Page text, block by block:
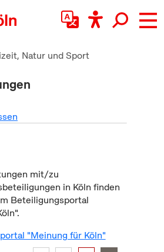
Natur und Sport
mit/zu
in Köln finden
Beteiligungsportal
"Meinung für Köln"